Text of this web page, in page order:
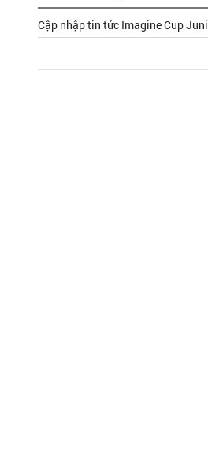
Cập nhập tin tức Imagine Cup